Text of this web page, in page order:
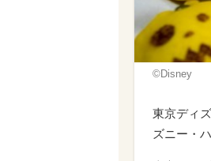
©︎Disney
東京ディ
ズニー・